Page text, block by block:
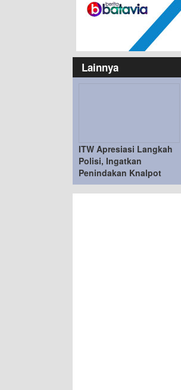
Lainnya
ITW Apresiasi Langkah
Polisi, Ingatkan
Penindakan Knalpot
Brong Tetap Humanis